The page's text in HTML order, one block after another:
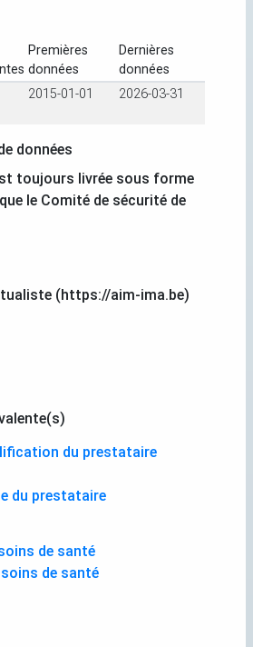
Premières
données
Dernières
données
2015-01-01 2026-03-31
données
toujours livrée sous forme
le Comité de sécurité de
(https://aim-ima.be)
du prestataire
du prestataire
de santé
de santé